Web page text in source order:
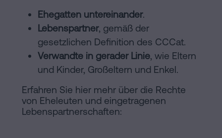
Ehegatten untereinander.
Lebenspartner, gemäß der
gesetzlichen Definition des CCCat.
Verwandte in gerader Linie, wie Eltern
und Kinder, Großeltern und Enkel.
Erfahren Sie hier mehr über die Rechte
von Eheleuten und eingetragenen
Lebenspartnerschaften: